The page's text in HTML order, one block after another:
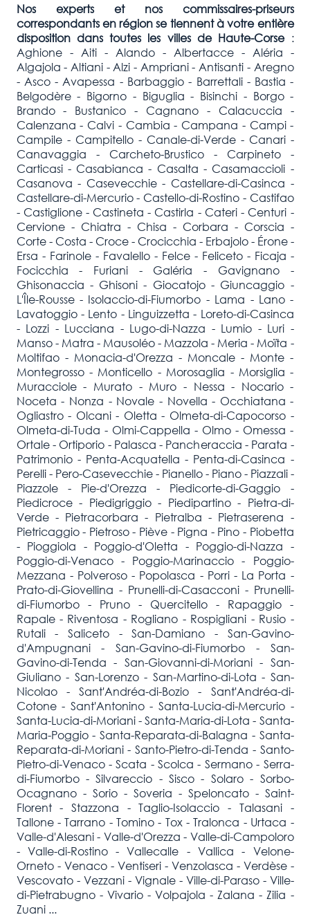
Nos experts et nos commissaires-priseurs
correspondants en région se tiennent à votre entière
disposition dans toutes les villes de Haute-Corse :
Aghione - Aiti - Alando - Albertacce - Aléria -
Algajola - Altiani - Alzi - Ampriani - Antisanti - Aregno
- Asco - Avapessa - Barbaggio - Barrettali - Bastia -
Belgodère - Bigorno - Biguglia - Bisinchi - Borgo -
Brando - Bustanico - Cagnano - Calacuccia -
Calenzana - Calvi - Cambia - Campana - Campi -
Campile - Campitello - Canale-di-Verde - Canari -
Canavaggia - Carcheto-Brustico - Carpineto -
Carticasi - Casabianca - Casalta - Casamaccioli -
Casanova - Casevecchie - Castellare-di-Casinca -
Castellare-di-Mercurio - Castello-di-Rostino - Castifao
- Castiglione - Castineta - Castirla - Cateri - Centuri -
Cervione - Chiatra - Chisa - Corbara - Corscia -
Corte - Costa - Croce - Crocicchia - Erbajolo - Érone -
Ersa - Farinole - Favalello - Felce - Feliceto - Ficaja -
Focicchia - Furiani - Galéria - Gavignano -
Ghisonaccia - Ghisoni - Giocatojo - Giuncaggio -
L'Île-Rousse - Isolaccio-di-Fiumorbo - Lama - Lano -
Lavatoggio - Lento - Linguizzetta - Loreto-di-Casinca
- Lozzi - Lucciana - Lugo-di-Nazza - Lumio - Luri -
Manso - Matra - Mausoléo - Mazzola - Meria - Moïta -
Moltifao - Monacia-d'Orezza - Moncale - Monte -
Montegrosso - Monticello - Morosaglia - Morsiglia -
Muracciole - Murato - Muro - Nessa - Nocario -
Noceta - Nonza - Novale - Novella - Occhiatana -
Ogliastro - Olcani - Oletta - Olmeta-di-Capocorso -
Olmeta-di-Tuda - Olmi-Cappella - Olmo - Omessa -
Ortale - Ortiporio - Palasca - Pancheraccia - Parata -
Patrimonio - Penta-Acquatella - Penta-di-Casinca -
Perelli - Pero-Casevecchie - Pianello - Piano - Piazzali -
Piazzole - Pie-d'Orezza - Piedicorte-di-Gaggio -
Piedicroce - Piedigriggio - Piedipartino - Pietra-di-
Verde - Pietracorbara - Pietralba - Pietraserena -
Pietricaggio - Pietroso - Piève - Pigna - Pino - Piobetta
- Pioggiola - Poggio-d'Oletta - Poggio-di-Nazza -
Poggio-di-Venaco - Poggio-Marinaccio - Poggio-
Mezzana - Polveroso - Popolasca - Porri - La Porta -
Prato-di-Giovellina - Prunelli-di-Casacconi - Prunelli-
di-Fiumorbo - Pruno - Quercitello - Rapaggio -
Rapale - Riventosa - Rogliano - Rospigliani - Rusio -
Rutali - Saliceto - San-Damiano - San-Gavino-
d'Ampugnani - San-Gavino-di-Fiumorbo - San-
Gavino-di-Tenda - San-Giovanni-di-Moriani - San-
Giuliano - San-Lorenzo - San-Martino-di-Lota - San-
Nicolao - Sant'Andréa-di-Bozio - Sant'Andréa-di-
Cotone - Sant'Antonino - Santa-Lucia-di-Mercurio -
Santa-Lucia-di-Moriani - Santa-Maria-di-Lota - Santa-
Maria-Poggio - Santa-Reparata-di-Balagna - Santa-
Reparata-di-Moriani - Santo-Pietro-di-Tenda - Santo-
Pietro-di-Venaco - Scata - Scolca - Sermano - Serra-
di-Fiumorbo - Silvareccio - Sisco - Solaro - Sorbo-
Ocagnano - Sorio - Soveria - Speloncato - Saint-
Florent - Stazzona - Taglio-Isolaccio - Talasani -
Tallone - Tarrano - Tomino - Tox - Tralonca - Urtaca -
Valle-d'Alesani - Valle-d'Orezza - Valle-di-Campoloro
- Valle-di-Rostino - Vallecalle - Vallica - Velone-
Orneto - Venaco - Ventiseri - Venzolasca - Verdèse -
Vescovato - Vezzani - Vignale - Ville-di-Paraso - Ville-
di-Pietrabugno - Vivario - Volpajola - Zalana - Zilia -
Zuani ...